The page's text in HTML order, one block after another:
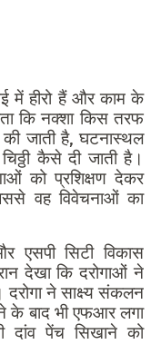
में हीरो हैं और काम के
कि नक्शा किस तरफ
जाती है, घटनास्थल
कैसे दी जाती है।
को प्रशिक्षण देकर
वह विवेचनाओं का
एसपी सिटी विकास
देखा कि दरोगाओं ने
ने साक्ष्य संकलन
के बाद भी एफआर लगा
दांव पेंच सिखाने को